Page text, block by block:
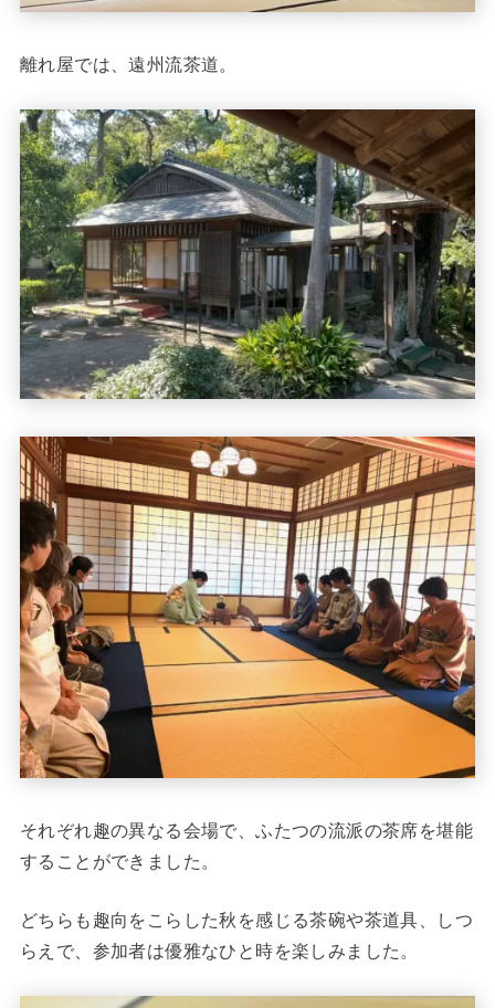
離れ屋では、遠州流茶道。
それぞれ趣の異なる会場で、ふたつの流派の茶席を堪能
することができました。
どちらも趣向をこらした秋を感じる茶碗や茶道具、しつ
らえで、参加者は優雅なひと時を楽しみました。